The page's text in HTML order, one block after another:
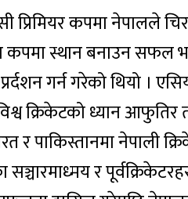
कपमा नेपालले
कपमा स्थान बनाउन सफल
गर्न गरेको थियो ।
क्रिकेटको ध्यान आफुतिर
पाकिस्तानमा नेपाली
र